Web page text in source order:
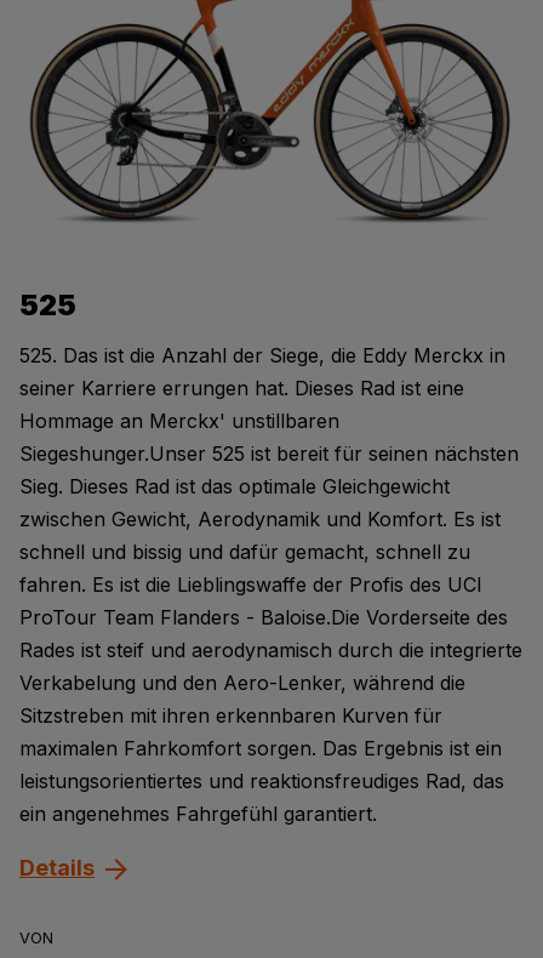
525
525. Das ist die Anzahl der Siege, die Eddy Merckx in
seiner Karriere errungen hat. Dieses Rad ist eine
Hommage an Merckx' unstillbaren
Siegeshunger.Unser 525 ist bereit für seinen nächsten
Sieg. Dieses Rad ist das optimale Gleichgewicht
zwischen Gewicht, Aerodynamik und Komfort. Es ist
schnell und bissig und dafür gemacht, schnell zu
fahren. Es ist die Lieblingswaffe der Profis des UCI
ProTour Team Flanders - Baloise.Die Vorderseite des
Rades ist steif und aerodynamisch durch die integrierte
Verkabelung und den Aero-Lenker, während die
Sitzstreben mit ihren erkennbaren Kurven für
maximalen Fahrkomfort sorgen. Das Ergebnis ist ein
leistungsorientiertes und reaktionsfreudiges Rad, das
ein angenehmes Fahrgefühl garantiert.
VON
Details